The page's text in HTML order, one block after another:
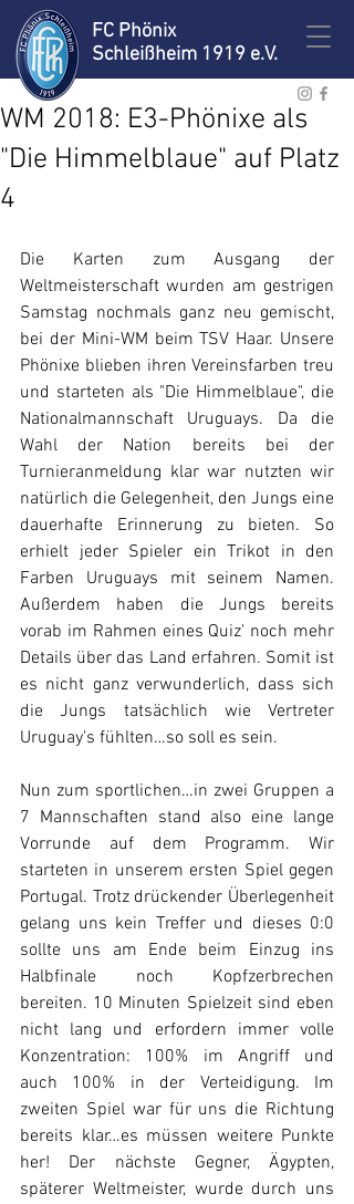
FC Phönix
Schleißheim 1919 e.V.
WM 2018: E3-Phönixe als
"Die Himmelblaue" auf Platz
4
Die Karten zum Ausgang der
Weltmeisterschaft wurden am gestrigen
Samstag nochmals ganz neu gemischt,
bei der Mini-WM beim TSV Haar. Unsere
Phönixe blieben ihren Vereinsfarben treu
und starteten als "Die Himmelblaue", die
Nationalmannschaft Uruguays. Da die
Wahl der Nation bereits bei der
Turnieranmeldung klar war nutzten wir
natürlich die Gelegenheit, den Jungs eine
dauerhafte Erinnerung zu bieten. So
erhielt jeder Spieler ein Trikot in den
Farben Uruguays mit seinem Namen.
Außerdem haben die Jungs bereits
vorab im Rahmen eines Quiz' noch mehr
Details über das Land erfahren. Somit ist
es nicht ganz verwunderlich, dass sich
die Jungs tatsächlich wie Vertreter
Uruguay's fühlten…so soll es sein.
Nun zum sportlichen…in zwei Gruppen a
7 Mannschaften stand also eine lange
Vorrunde auf dem Programm. Wir
starteten in unserem ersten Spiel gegen
Portugal. Trotz drückender Überlegenheit
gelang uns kein Treffer und dieses 0:0
sollte uns am Ende beim Einzug ins
Halbfinale noch Kopfzerbrechen
bereiten. 10 Minuten Spielzeit sind eben
nicht lang und erfordern immer volle
Konzentration: 100% im Angriff und
auch 100% in der Verteidigung. Im
zweiten Spiel war für uns die Richtung
bereits klar…es müssen weitere Punkte
her! Der nächste Gegner, Ägypten,
späterer Weltmeister, wurde durch uns